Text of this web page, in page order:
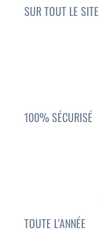
SUR TOUT LE SITE
100% SÉCURISÉ
TOUTE L'ANNÉE